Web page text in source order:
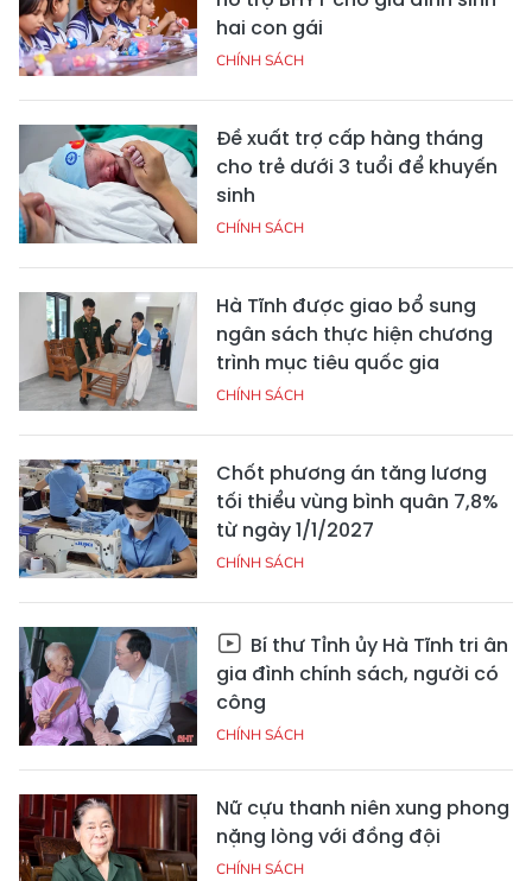
hai con gái
CHÍNH SÁCH
Đề xuất trợ cấp hàng tháng
cho trẻ dưới 3 tuổi để khuyến
sinh
CHÍNH SÁCH
Hà Tĩnh được giao bổ sung
ngân sách thực hiện chương
trình mục tiêu quốc gia
CHÍNH SÁCH
Chốt phương án tăng lương
tối thiểu vùng bình quân 7,8%
từ ngày 1/1/2027
CHÍNH SÁCH
Bí thư Tỉnh ủy Hà Tĩnh tri ân
gia đình chính sách, người có
công
CHÍNH SÁCH
Nữ cựu thanh niên xung phong
nặng lòng với đồng đội
CHÍNH SÁCH